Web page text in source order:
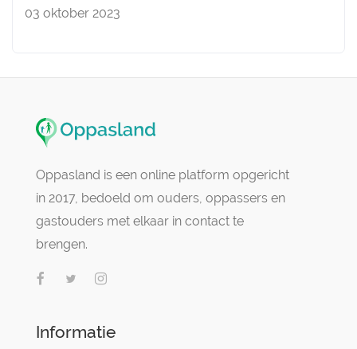
03 oktober 2023
Oppasland is een online platform opgericht
in 2017, bedoeld om ouders, oppassers en
gastouders met elkaar in contact te
brengen.
Informatie